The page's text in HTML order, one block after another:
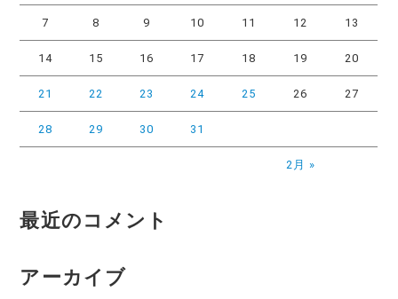
2月 »
7 8 9 10 11 12 13
14 15 16 17 18 19 20
21 22 23 24 25 26 27
28 29 30 31
最近のコメント
アーカイブ